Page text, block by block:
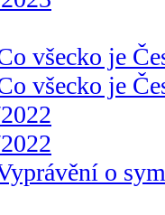
všecko je
všecko je
o